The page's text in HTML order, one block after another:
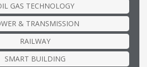
GAS TECHNOLOGY
& TRANSMISSION
RAILWAY
SMART BUILDING